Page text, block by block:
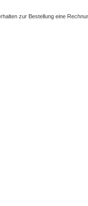
zur Bestellung eine